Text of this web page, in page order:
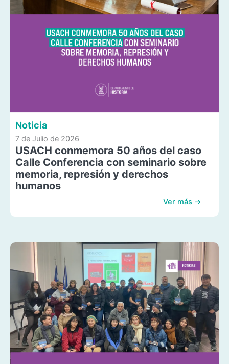
Noticia
7 de Julio de 2026
USACH conmemora 50 años del caso
Calle Conferencia con seminario sobre
memoria, represión y derechos
humanos
Ver más →